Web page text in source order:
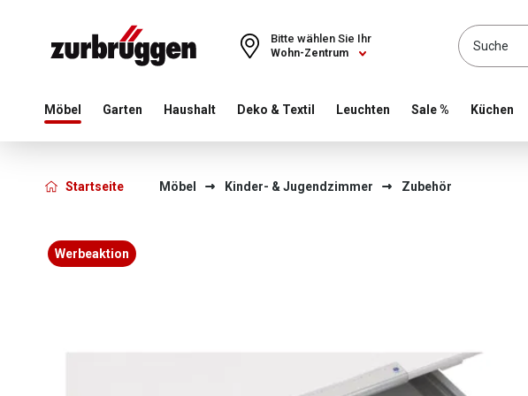
Choose a different country or region to see content for your location and shop online
Wohn-Zentrum
Bitte wählen Sie Ihr
Möbel Garten Haushalt Deko & Textil Leuchten Sale % Küchen
Startseite Möbel Kinder- & Jugendzimmer Zubehör
Bildergalerie überspringen
Werbeaktion